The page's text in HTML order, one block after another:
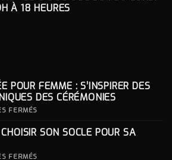
À 18 HEURES
POUR FEMME : S’INSPIRER DES
DES CÉRÉMONIES
FERMÉS
POUR
SON SOCLE POUR SA
FERMÉS